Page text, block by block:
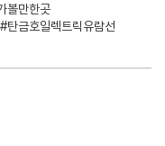
볼만한곳
#탄금호일렉트릭유람선